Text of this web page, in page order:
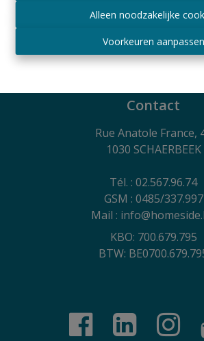
Alleen noodzakelijke
Voorkeuren aanpassen
Beroepsaansprakelijkheid en
Belgium SA - polis nr.
Algemene gebruiksvoorwaarden
Contact
Rue Anatole France,
1030 SCHAERBEEK
Tél. : 02.567.96.74
GSM : 0485/337.997
Mail :
KBO: 700.679.795
BTW: